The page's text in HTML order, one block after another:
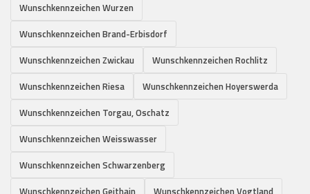
Wunschkennzeichen Wurzen
Wunschkennzeichen Brand-Erbisdorf
Wunschkennzeichen Zwickau
Wunschkennzeichen Rochlitz
Wunschkennzeichen Riesa
Wunschkennzeichen Hoyerswerda
Wunschkennzeichen Torgau, Oschatz
Wunschkennzeichen Weisswasser
Wunschkennzeichen Schwarzenberg